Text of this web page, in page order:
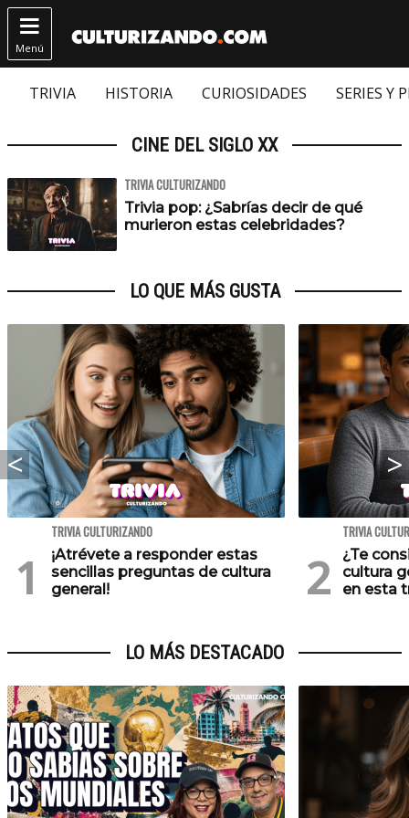

Menú
TRIVIA HISTORIA CURIOSIDADES SERIES Y
CINE DEL SIGLO XX
TRIVIA CULTURIZANDO
Trivia pop: ¿Sabrías decir de qué
murieron estas celebridades?
LO QUE MÁS GUSTA
TRIVIA CULTURIZANDO
¡Atrévete a responder estas
sencillas preguntas de cultura
general!
TRIVIA
¿Te
cultura
en esta
LO MÁS DESTACADO